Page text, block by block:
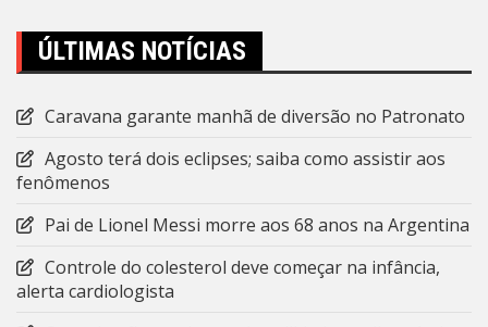
ÚLTIMAS NOTÍCIAS
Caravana garante manhã de diversão no Patronato
Agosto terá dois eclipses; saiba como assistir aos
fenômenos
Pai de Lionel Messi morre aos 68 anos na Argentina
Controle do colesterol deve começar na infância,
alerta cardiologista